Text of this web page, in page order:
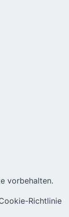
vorbehalten.
Richtlinie